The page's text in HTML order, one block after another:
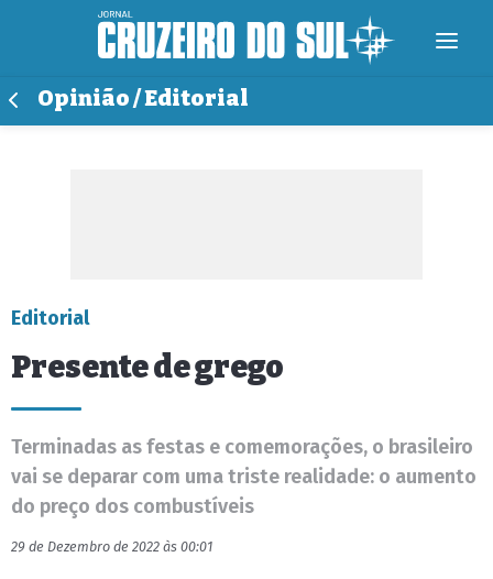
Opinião / Editorial
Editorial
Presente de grego
Terminadas as festas e comemorações, o brasileiro
vai se deparar com uma triste realidade: o aumento
do preço dos combustíveis
29 de Dezembro de 2022 às 00:01